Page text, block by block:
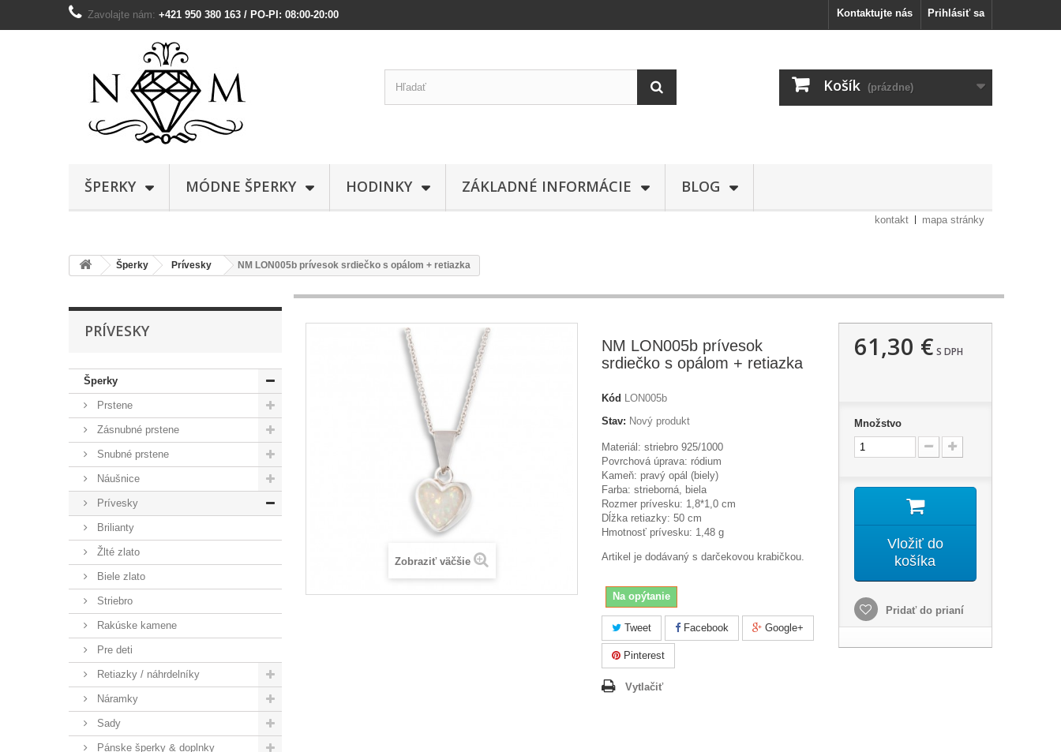
Prihlásiť sa
Kontaktujte nás
Zavolajte nám: +421 950 380 163 / PO-PI: 08:00-20:00
Košík (prázdne)
ŠPERKY MÓDNE ŠPERKY HODINKY ZÁKLADNÉ INFORMÁCIE BLOG
kontakt mapa stránky
Šperky Prívesky NM LON005b prívesok srdiečko s opálom + retiazka
PRÍVESKY
Šperky
Prstene
Zásnubné prstene
Snubné prstene
Náušnice
Prívesky
Brilianty
Žlté zlato
Biele zlato
Striebro
Rakúske kamene
Pre deti
Retiazky / náhrdelníky
Náramky
Sady
Pánske šperky & doplnky
Zobraziť väčšie
NM LON005b prívesok
srdiečko s opálom + retiazka
Kód LON005b
Stav: Nový produkt
Materiál: striebro 925/1000
Povrchová úprava: ródium
Kameň: pravý opál (biely)
Farba: strieborná, biela
Rozmer prívesku: 1,8*1,0 cm
Dĺžka retiazky: 50 cm
Hmotnosť prívesku: 1,48 g
Artikel je dodávaný s darčekovou krabičkou.
Na opýtanie
Tweet Facebook Google+
Pinterest
Vytlačiť
61,30 € S DPH
Množstvo
Vložiť do
košíka
Pridať do prianí